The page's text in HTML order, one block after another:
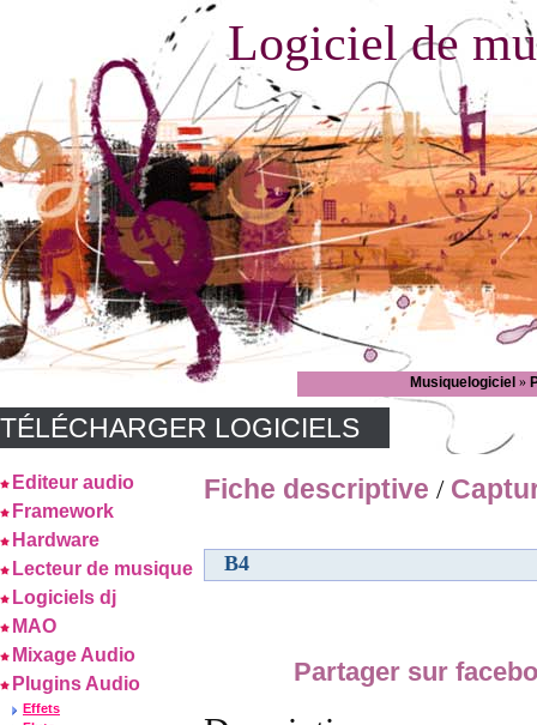
Logiciel de
Musiquelogiciel »
TÉLÉCHARGER LOGICIELS
Editeur audio
Framework
Hardware
Lecteur de musique
Logiciels dj
MAO
Mixage Audio
Plugins Audio
Effets
Fiche descriptive /
B4
Partager sur